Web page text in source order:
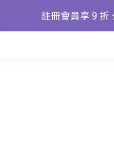
註冊會員享 9